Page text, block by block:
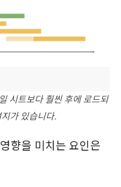
시트보다 훨씬 후에 로드되
가 있습니다.
향을 미치는 요인은